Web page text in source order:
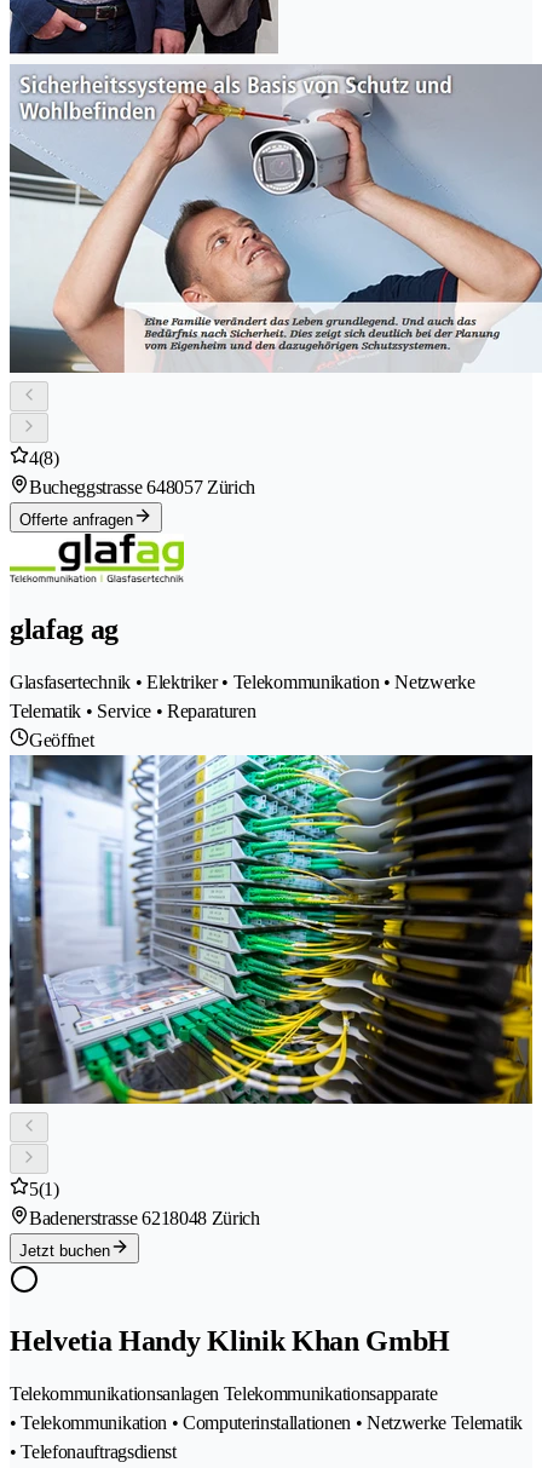
4(8)
Bucheggstrasse 648057 Zürich
Offerte anfragen
glafag ag
Glasfasertechnik • Elektriker • Telekommunikation • Netzwerke
Telematik • Service • Reparaturen
Geöffnet
5(1)
Badenerstrasse 6218048 Zürich
Jetzt buchen
Helvetia Handy Klinik Khan GmbH
Telekommunikationsanlagen Telekommunikationsapparate
• Telekommunikation • Computerinstallationen • Netzwerke Telematik
• Telefonauftragsdienst